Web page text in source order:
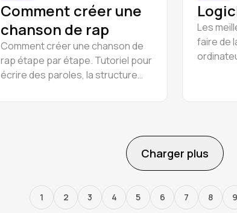
Comment créer une
chanson de rap
Comment créer une chanson de
rap étape par étape. Tutoriel pour
écrire des paroles, la structure
Les
faire de
Charger plus
1 2 3 4 5 6 7 8 9